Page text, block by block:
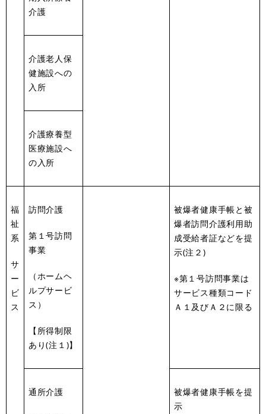
介護
介護老人保
健施設への
入所
介護療養型
医療施設へ
の入所
福
祉
系
サ
ー
ビ
ス
訪問介護
第１号訪問
事業
（ホームヘ
ルプサービ
ス）
【所得制限
あり(注１)】
被爆者健康手帳と被
爆者訪問介護利用助
成受給者証などを提
示(注２)
※第１号訪問事業は
サービス種類コード
Ａ１及びＡ２に限る
通所介護
被爆者健康手帳を提
示